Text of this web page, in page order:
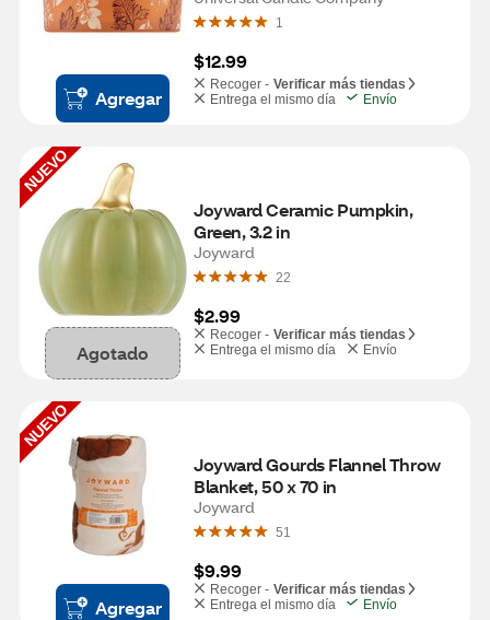
Agregar
1
$12.99
Recoger - Verificar más tiendas
Entrega el mismo día
Envío
NUEVO
Agotado
Joyward Ceramic Pumpkin,
Green, 3.2 in
Joyward
22
$2.99
Recoger - Verificar más tiendas
Entrega el mismo día
Envío
NUEVO
Agregar
Joyward Gourds Flannel Throw
Blanket, 50 x 70 in
Joyward
51
$9.99
Recoger - Verificar más tiendas
Entrega el mismo día
Envío